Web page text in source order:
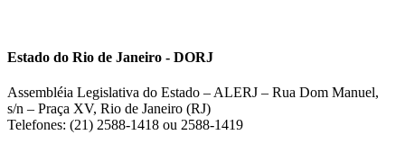
Estado do Rio de Janeiro - DORJ
Assembléia Legislativa do Estado – ALERJ – Rua Dom Manuel,
s/n – Praça XV, Rio de Janeiro (RJ)
Telefones: (21) 2588-1418 ou 2588-1419